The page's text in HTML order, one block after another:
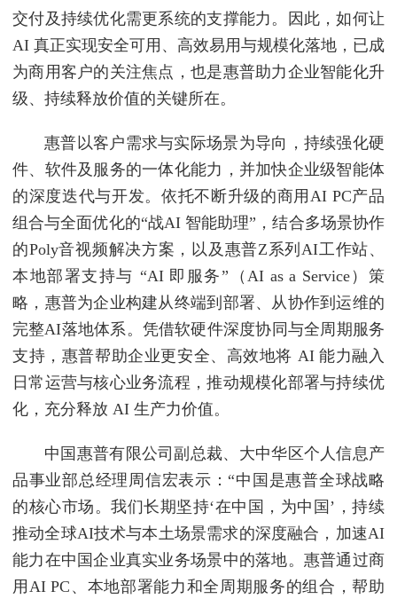
交付及持续优化需更系统的支撑能力。因此，如何让
AI 真正实现安全可用、高效易用与规模化落地，已成
为商用客户的关注焦点，也是惠普助力企业智能化升
级、持续释放价值的关键所在。
惠普以客户需求与实际场景为导向，持续强化硬
件、软件及服务的一体化能力，并加快企业级智能体
的深度迭代与开发。依托不断升级的商用AI PC产品
组合与全面优化的“战AI 智能助理”，结合多场景协作
的Poly音视频解决方案，以及惠普Z系列AI工作站、
本地部署支持与 “AI 即服务”（AI as a Service）策
略，惠普为企业构建从终端到部署、从协作到运维的
完整AI落地体系。凭借软硬件深度协同与全周期服务
支持，惠普帮助企业更安全、高效地将 AI 能力融入
日常运营与核心业务流程，推动规模化部署与持续优
化，充分释放 AI 生产力价值。
中国惠普有限公司副总裁、大中华区个人信息产
品事业部总经理周信宏表示：“中国是惠普全球战略
的核心市场。我们长期坚持‘在中国，为中国’，持续
推动全球AI技术与本土场景需求的深度融合，加速AI
能力在中国企业真实业务场景中的落地。惠普通过商
用AI PC、本地部署能力和全周期服务的组合，帮助